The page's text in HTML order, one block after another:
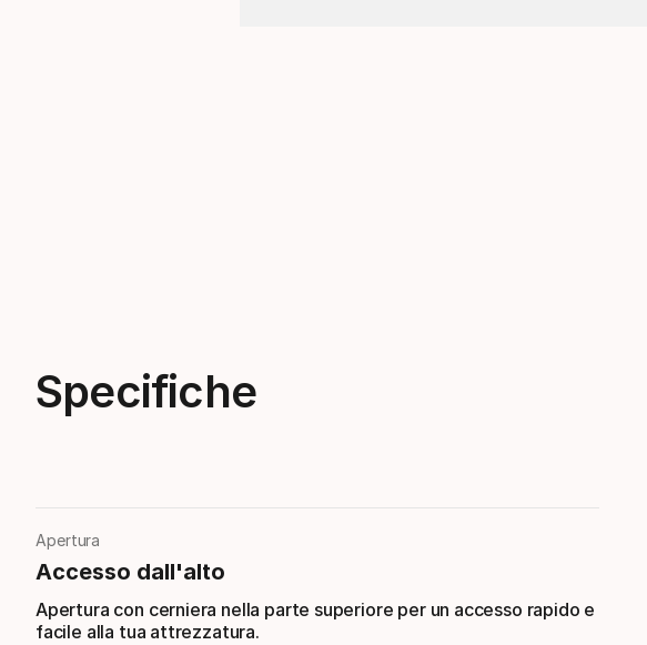
Specifiche
Apertura
Accesso dall'alto
Apertura con cerniera nella parte superiore per un accesso rapido e
facile alla tua attrezzatura.